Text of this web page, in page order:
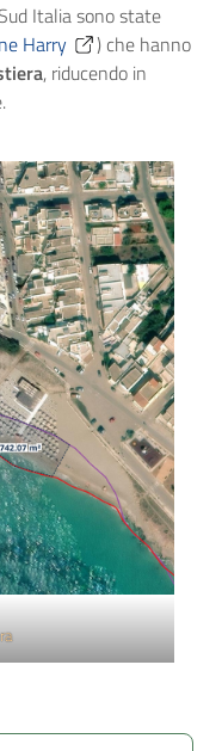
Italia sono state
Harry
) che hanno
, riducendo in